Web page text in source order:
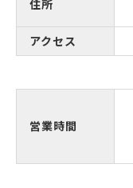
住所
アクセス
営業時間